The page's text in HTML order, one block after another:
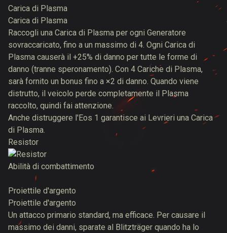
Carica di Plasma
Carica di Plasma
Raccogli una Carica di Plasma per ogni Generatore
sovraccaricato, fino a un massimo di 4. Ogni Carica di
Plasma causerà il +25% di danno per tutte le forme di
danno (tranne speronamento). Con 4 Cariche di Plasma,
sarà fornito un bonus fino a ×2 di danno. Quando viene
distrutto, il veicolo perde completamente il Plasma
raccolto, quindi fai attenzione.
Anche distruggere l'Eos 1 garantisce ai Levrieri una Carica
di Plasma.
Resistor
Abilità di combattimento
Proiettile d'argento
Proiettile d'argento
Un attacco primario standard, ma efficace. Per causare il
massimo dei danni, sparate al Blitzträger quando ha lo